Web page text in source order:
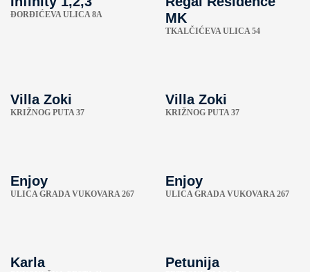
ÐORĐIĆEVA ULICA 8A
MK
TKALČIĆEVA ULICA 54
Villa Zoki
KRIŽNOG PUTA 37
Villa Zoki
KRIŽNOG PUTA 37
Enjoy
ULICA GRADA VUKOVARA 267
Enjoy
ULICA GRADA VUKOVARA 267
Karla Petunija